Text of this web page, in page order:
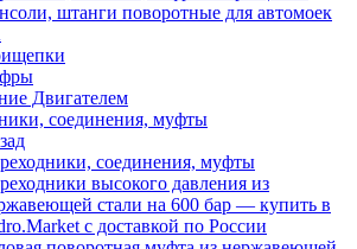
штанги поворотные для автомоек
Двигателем
соединения, муфты
соединения, муфты
высокого давления из
стали на 600 бар — купить в
с доставкой по России